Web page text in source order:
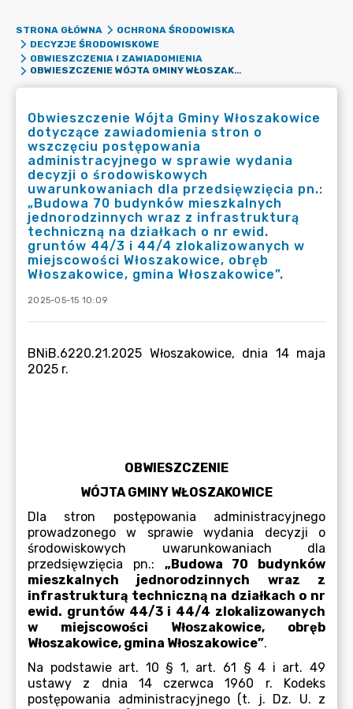
STRONA GŁÓWNA
OCHRONA ŚRODOWISKA
DECYZJE ŚRODOWISKOWE
OBWIESZCZENIA I ZAWIADOMIENIA
OBWIESZCZENIE WÓJTA GMINY WŁOSZAKOWICE DOTYCZĄCE ZAWIADOMIENIA STRON O WSZCZĘCIU POSTĘPOWANIA ADMINISTRACYJNEGO W SPRAWIE WYDANIA DECYZJI O ŚRODOWISKOWYCH UWARUNKOWANIACH DLA PRZEDSIĘWZIĘCIA PN.: „BUDOWA 70 BUDYNKÓW MIESZKALNYCH JEDNORODZINNYCH WRAZ Z INFRASTRUKTURĄ TECHNICZNĄ NA DZIAŁKACH O NR EWID. GRUNTÓW 44/3 I 44/4 ZLOKALIZOWANYCH W MIEJSCOWOŚCI WŁOSZAKOWICE, OBRĘB WŁOSZAKOWICE, GMINA WŁOSZAKOWICE”.
Obwieszczenie Wójta Gminy Włoszakowice
dotyczące zawiadomienia stron o
wszczęciu postępowania
administracyjnego w sprawie wydania
decyzji o środowiskowych
uwarunkowaniach dla przedsięwzięcia pn.:
„Budowa 70 budynków mieszkalnych
jednorodzinnych wraz z infrastrukturą
techniczną na działkach o nr ewid.
gruntów 44/3 i 44/4 zlokalizowanych w
miejscowości Włoszakowice, obręb
Włoszakowice, gmina Włoszakowice”.
2025-05-15 10:09